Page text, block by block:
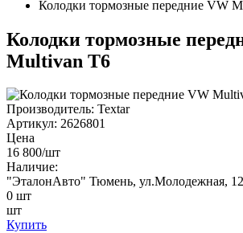
Колодки тормозные передние VW
Колодки тормозные
Multivan T6
Производитель: Textar
Артикул: 2626801
Цена
16 800/шт
Наличие:
"ЭталонАвто" Тюмень, ул.Молодежная, 12
0 шт
шт
Купить